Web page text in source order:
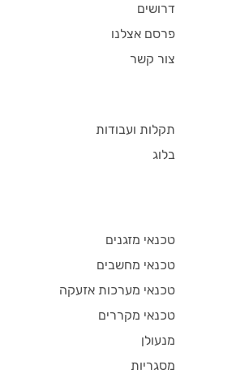
דרושים
פרסם אצלנו
צור קשר
תקלות ועבודות
בלוג
טכנאי מזגנים
טכנאי מחשבים
טכנאי מערכות אזעקה
טכנאי מקררים
מנעולן
מסגריות